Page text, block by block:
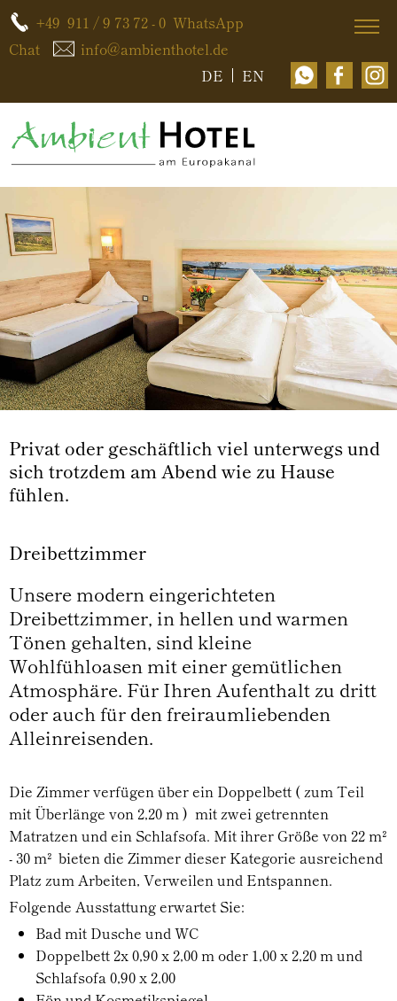
+49 911 / 9 73 72 - 0 WhatsApp
Chat
info@ambienthotel.de
DE
EN
Privat oder geschäftlich viel unterwegs und
sich trotzdem am Abend wie zu Hause
fühlen.
Dreibettzimmer
Unsere modern eingerichteten
Dreibettzimmer, in hellen und warmen
Tönen gehalten, sind kleine
Wohlfühloasen mit einer gemütlichen
Atmosphäre. Für Ihren Aufenthalt zu dritt
oder auch für den freiraumliebenden
Alleinreisenden.
Die Zimmer verfügen über ein Doppelbett ( zum Teil
mit Überlänge von 2,20 m ) mit zwei getrennten
Matratzen und ein Schlafsofa. Mit ihrer Größe von 22 m²
- 30 m² bieten die Zimmer dieser Kategorie ausreichend
Platz zum Arbeiten, Verweilen und Entspannen.
Folgende Ausstattung erwartet Sie:
Bad mit Dusche und WC
Doppelbett 2x 0,90 x 2,00 m oder 1,00 x 2,20 m und
Schlafsofa 0,90 x 2,00